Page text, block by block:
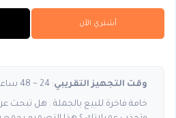
أشتري الأن
وقت التجهيز التقريبي: 24 ~ 48 ساعة
خامة فاخرة للبيع بالجملة . هل تبحث